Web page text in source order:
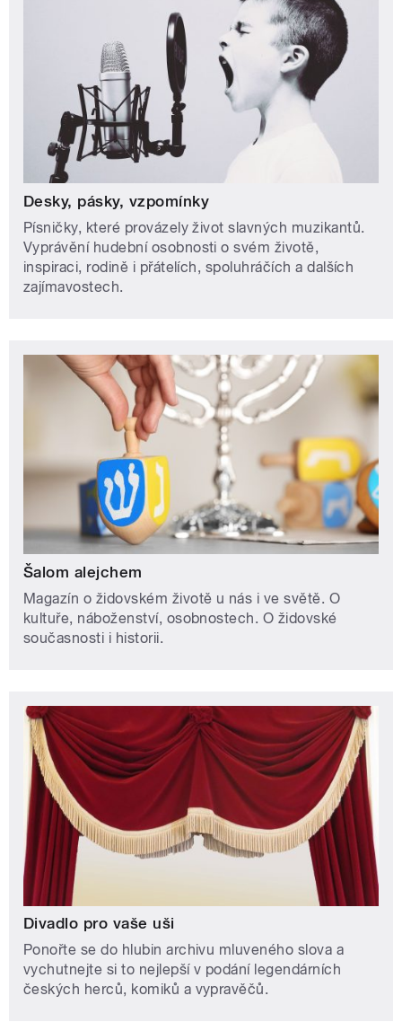
Desky, pásky, vzpomínky
Písničky, které provázely život slavných muzikantů.
Vyprávění hudební osobnosti o svém životě,
inspiraci, rodině i přátelích, spoluhráčích a dalších
zajímavostech.
Šalom alejchem
Magazín o židovském životě u nás i ve světě. O
kultuře, náboženství, osobnostech. O židovské
současnosti i historii.
Divadlo pro vaše uši
Ponořte se do hlubin archivu mluveného slova a
vychutnejte si to nejlepší v podání legendárních
českých herců, komiků a vypravěčů.